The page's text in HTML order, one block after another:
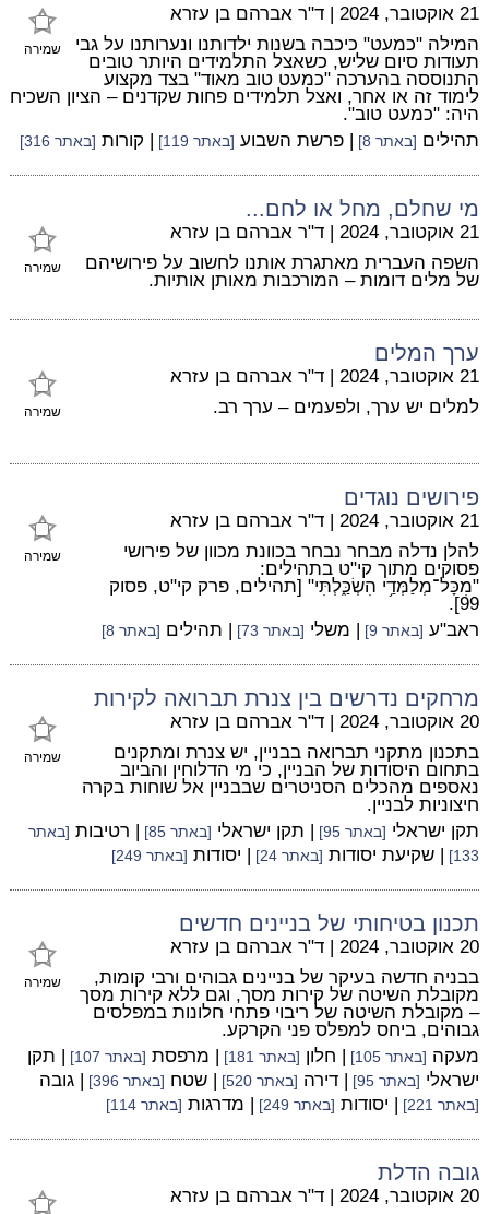
שמירה
21 אוקטובר, 2024 | ד"ר אברהם בן עזרא
המילה "כמעט" כיכבה בשנות ילדותנו ונערותנו על גבי
תעודות סיום שליש, כשאצל התלמידים היותר טובים
התנוססה בהערכה "כמעט טוב מאוד" בצד מקצוע
לימוד זה או אחר, ואצל תלמידים פחות שקדנים – הציון השכיח
היה: "כמעט טוב".
תהילים [באתר 8] | פרשת השבוע [באתר 119] | קורות [באתר 316]
מי שחלם, מחל או לחם...
שמירה
21 אוקטובר, 2024 | ד"ר אברהם בן עזרא
השפה העברית מאתגרת אותנו לחשוב על פירושיהם
של מלים דומות – המורכבות מאותן אותיות.
ערך המלים
שמירה
21 אוקטובר, 2024 | ד"ר אברהם בן עזרא
למלים יש ערך, ולפעמים – ערך רב.
פירושים נוגדים
שמירה
21 אוקטובר, 2024 | ד"ר אברהם בן עזרא
להלן נדלה מבחר נבחר בכוונת מכוון של פירושי
פסוקים מתוך קי"ט בתהילים:
"מִכָּל־מְלַמְּדַ֥י הִשְׂכַּ֑לְתִּי" [תהילים, פרק קי"ט, פסוק
99].
ראב"ע [באתר 9] | משלי [באתר 73] | תהילים [באתר 8]
מרחקים נדרשים בין צנרת תברואה לקירות
שמירה
20 אוקטובר, 2024 | ד"ר אברהם בן עזרא
בתכנון מתקני תברואה בבניין, יש צנרת ומתקנים
בתחום היסודות של הבניין, כי מי הדלוחין והביוב
נאספים מהכלים הסניטרים שבבניין אל שוחות בקרה
חיצוניות לבניין.
תקן ישראלי [באתר 95] | תקן ישראלי [באתר 85] | רטיבות [באתר
133]
| שקיעת יסודות [באתר 24] | יסודות [באתר 249]
תכנון בטיחותי של בניינים חדשים
שמירה
20 אוקטובר, 2024 | ד"ר אברהם בן עזרא
בבניה חדשה בעיקר של בניינים גבוהים ורבי קומות,
מקובלת השיטה של קירות מסך, וגם ללא קירות מסך
– מקובלת השיטה של ריבוי פתחי חלונות במפלסים
גבוהים, ביחס למפלס פני הקרקע.
מעקה [באתר 105] | חלון [באתר 181] | מרפסת [באתר 107]
| תקן
ישראלי [באתר 95] | דירה [באתר 520] | שטח [באתר 396] | גובה
[באתר 221] | יסודות [באתר 249] | מדרגות [באתר 114]
גובה הדלת
20 אוקטובר, 2024 | ד"ר אברהם בן עזרא